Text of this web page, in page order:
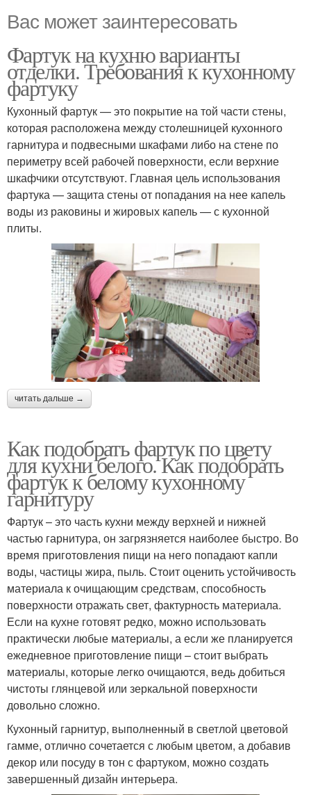
Вас может заинтересовать
Фартук на кухню варианты
отделки. Требования к кухонному
фартуку
Кухонный фартук — это покрытие на той части стены,
которая расположена между столешницей кухонного
гарнитура и подвесными шкафами либо на стене по
периметру всей рабочей поверхности, если верхние
шкафчики отсутствуют. Главная цель использования
фартука — защита стены от попадания на нее капель
воды из раковины и жировых капель — с кухонной
плиты.
читать дальше →
Как подобрать фартук по цвету
для кухни белого. Как подобрать
фартук к белому кухонному
гарнитуру
Фартук – это часть кухни между верхней и нижней
частью гарнитура, он загрязняется наиболее быстро. Во
время приготовления пищи на него попадают капли
воды, частицы жира, пыль. Стоит оценить устойчивость
материала к очищающим средствам, способность
поверхности отражать свет, фактурность материала.
Если на кухне готовят редко, можно использовать
практически любые материалы, а если же планируется
ежедневное приготовление пищи – стоит выбрать
материалы, которые легко очищаются, ведь добиться
чистоты глянцевой или зеркальной поверхности
довольно сложно.
Кухонный гарнитур, выполненный в светлой цветовой
гамме, отлично сочетается с любым цветом, а добавив
декор или посуду в тон с фартуком, можно создать
завершенный дизайн интерьера.